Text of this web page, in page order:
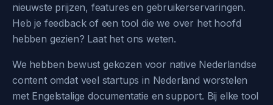
nieuwste prijzen, features en gebruikerservaringen.
Heb je feedback of een tool die we over het hoofd
hebben gezien? Laat het ons weten.
We hebben bewust gekozen voor native Nederlandse
content omdat veel startups in Nederland worstelen
met Engelstalige documentatie en support. Bij elke tool